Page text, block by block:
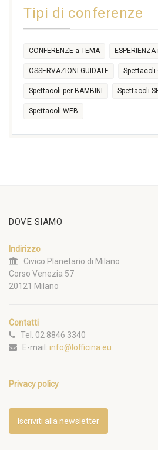
17:30
Tipi di conferenze
CONFERENZE a TEMA
OSSERVAZIONI GUIDATE Spettacoli
Spettacoli per BAMBINI Spettacoli
Spettacoli WEB
DOVE SIAMO
Indirizzo
Civico Planetario di Milano
Corso Venezia 57
20121 Milano
Contatti
Tel. 02 8846 3340
E-mail: info@lofficina.eu
Privacy policy
Iscriviti alla newsletter